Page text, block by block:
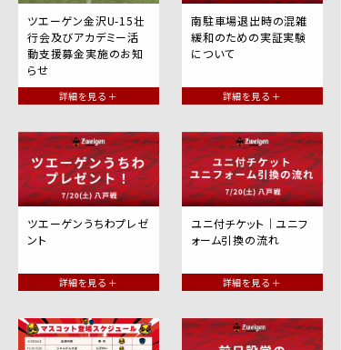
ツエーゲン金沢U-15壮
行会及びアカデミー活
動支援募金実施のお知
らせ
詳細を見る ＋
南駐車場退出時の混雑
緩和のための実証実験
について
詳細を見る ＋
ツエーゲンうちわプレゼ
ント
詳細を見る ＋
ユニ付チケット｜ユニフ
ォーム引換の流れ
詳細を見る ＋